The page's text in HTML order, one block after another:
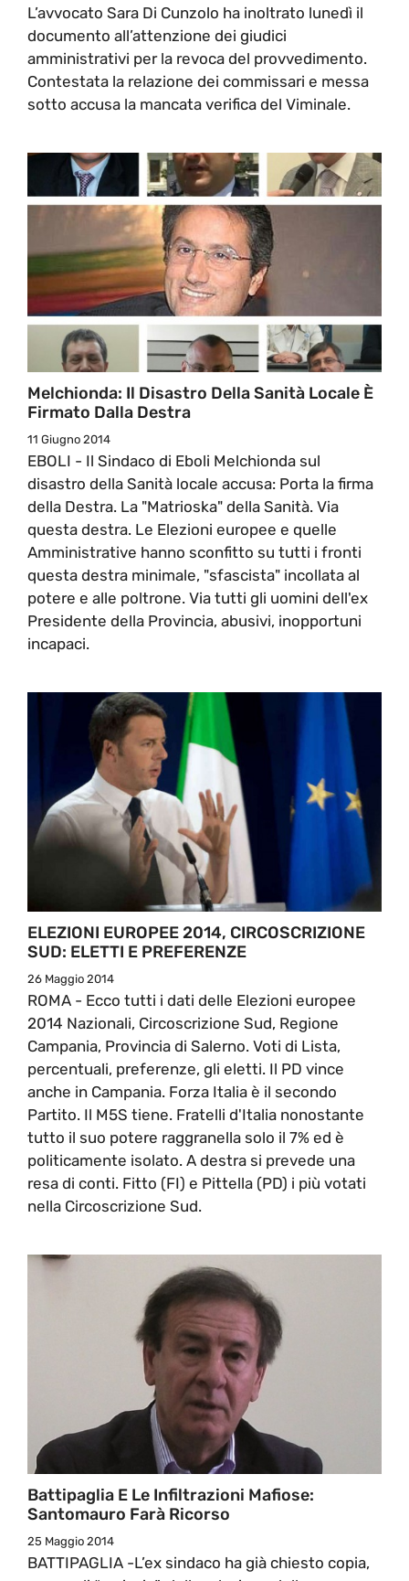
L’avvocato Sara Di Cunzolo ha inoltrato lunedì il
documento all’attenzione dei giudici
amministrativi per la revoca del provvedimento.
Contestata la relazione dei commissari e messa
sotto accusa la mancata verifica del Viminale.
Melchionda: Il Disastro Della Sanità Locale È
Firmato Dalla Destra
11 Giugno 2014
EBOLI - Il Sindaco di Eboli Melchionda sul
disastro della Sanità locale accusa: Porta la firma
della Destra. La "Matrioska" della Sanità. Via
questa destra. Le Elezioni europee e quelle
Amministrative hanno sconfitto su tutti i fronti
questa destra minimale, "sfascista" incollata al
potere e alle poltrone. Via tutti gli uomini dell'ex
Presidente della Provincia, abusivi, inopportuni
incapaci.
ELEZIONI EUROPEE 2014, CIRCOSCRIZIONE
SUD: ELETTI E PREFERENZE
26 Maggio 2014
ROMA - Ecco tutti i dati delle Elezioni europee
2014 Nazionali, Circoscrizione Sud, Regione
Campania, Provincia di Salerno. Voti di Lista,
percentuali, preferenze, gli eletti. Il PD vince
anche in Campania. Forza Italia è il secondo
Partito. Il M5S tiene. Fratelli d'Italia nonostante
tutto il suo potere raggranella solo il 7% ed è
politicamente isolato. A destra si prevede una
resa di conti. Fitto (FI) e Pittella (PD) i più votati
nella Circoscrizione Sud.
Battipaglia E Le Infiltrazioni Mafiose:
Santomauro Farà Ricorso
25 Maggio 2014
BATTIPAGLIA -L’ex sindaco ha già chiesto copia,